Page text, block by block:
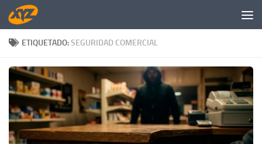
Saltar al contenido
ETIQUETADO:SEGURIDAD COMERCIAL